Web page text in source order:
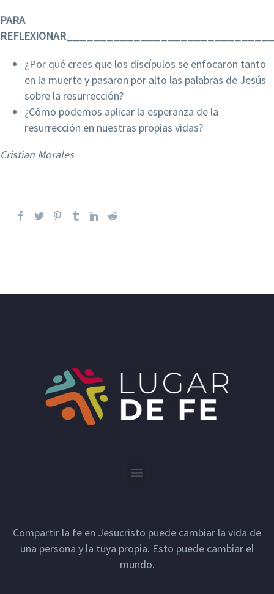
PARA
¿Por qué crees que los discípulos se enfocaron tanto
en la muerte y pasaron por alto las palabras de Jesús
sobre la resurrección?
¿Cómo podemos aplicar la esperanza de la
resurrección en nuestras propias vidas?
Cristian Morales
Compartir la fe en Jesucristo puede cambiar la vida de
una persona y la tuya propia. Esto puede cambiar el
mundo.